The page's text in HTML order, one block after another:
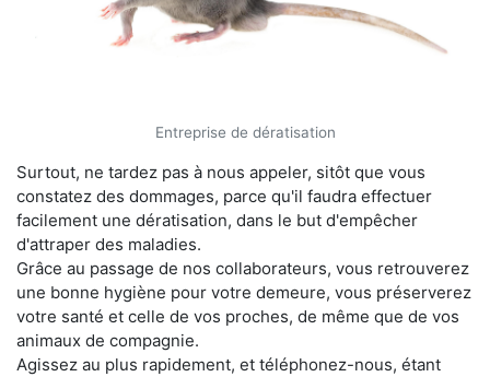
Entreprise de dératisation
Surtout, ne tardez pas à nous appeler, sitôt que vous
constatez des dommages, parce qu'il faudra effectuer
facilement une dératisation, dans le but d'empêcher
d'attraper des maladies.
Grâce au passage de nos collaborateurs, vous retrouverez
une bonne hygiène pour votre demeure, vous préserverez
votre santé et celle de vos proches, de même que de vos
animaux de compagnie.
Agissez au plus rapidement, et téléphonez-nous, étant